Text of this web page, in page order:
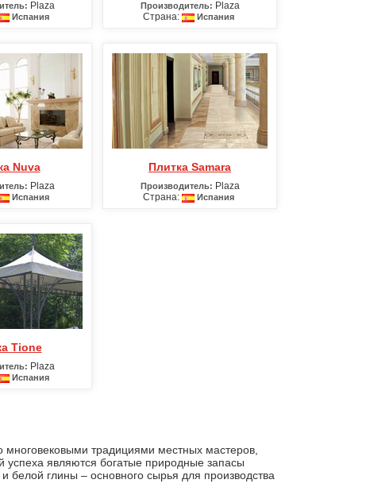
Plaza
Испания
Производитель: Plaza
Страна:
Испания
Nuva
Plaza
Испания
Плитка Samara
Производитель: Plaza
Страна:
Испания
Tione
Plaza
Испания
традициями местных мастеров,
являются богатые природные запасы
глины – основного сырья для производства